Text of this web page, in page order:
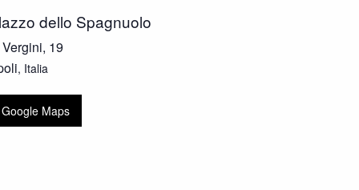
dello Spagnuolo
19
, Italia
Maps